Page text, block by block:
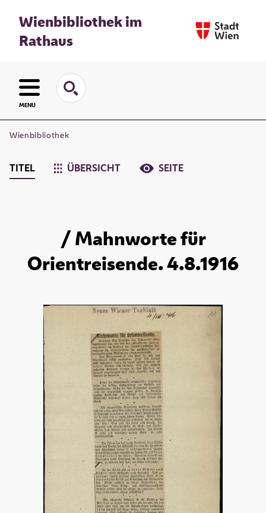
Wienbibliothek im
Rathaus
MENU
Wienbibliothek
TITEL ÜBERSICHT SEITE
/ Mahnworte für
Orientreisende. 4.8.1916